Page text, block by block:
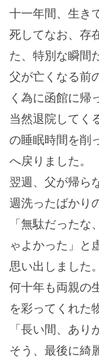
十一年間、生き
死してなお、存
た、特別な瞬間
父が亡くなる前
く為に函館に帰
当然退院してく
の睡眠時間を削
へ戻りました。
翌週、父が帰ら
週洗ったばかり
「無駄だった
ゃよかった」と
思い出しました。
何十年も両親の
を彩ってくれた
「長い間、あり
そう、最後に綺